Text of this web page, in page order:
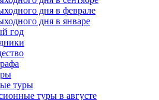
дня в феврале
дня в январе
год
туры
туры в августе